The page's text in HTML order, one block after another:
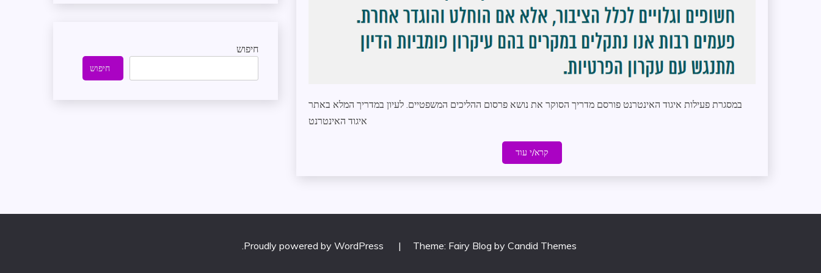
במסגרת פעילות איגוד האינטרנט פורסם מדריך הסוקר את נושא פרסום ההליכים המשפטיים. לעיון במדריך המלא באתר
איגוד האינטרנט
קרא/י עוד
חיפוש
חיפוש
Proudly powered by WordPress | Theme: Fairy Blog by Candid Themes
.